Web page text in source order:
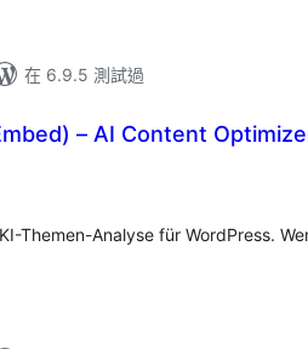
在 6.9.5 測試過
– AI Content
Themen-Analyse für WordPress.